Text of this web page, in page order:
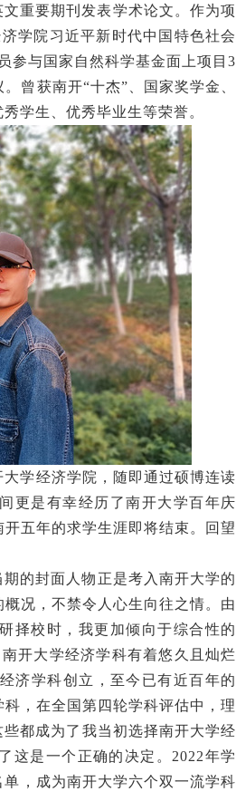
文重要期刊发表学术论文。作为项
学院习近平新时代中国特色社会
参与国家自然科学基金面上项目3
曾获南开“十杰”、国家奖学金、
学生、优秀毕业生等荣誉。
学经济学院，随即通过硕博连读
更是有幸经历了南开大学百年庆
五年的求学生涯即将结束。回望
的封面人物正是考入南开大学的
况，不禁令人心生向往之情。由
择校时，我更加倾向于综合性的
开大学经济学科有着悠久且灿烂
济学科创立，至今已有近百年的
，在全国第四轮学科评估中，理
都成为了我当初选择南开大学经
这是一个正确的决定。2022年学
，成为南开大学六个双一流学科